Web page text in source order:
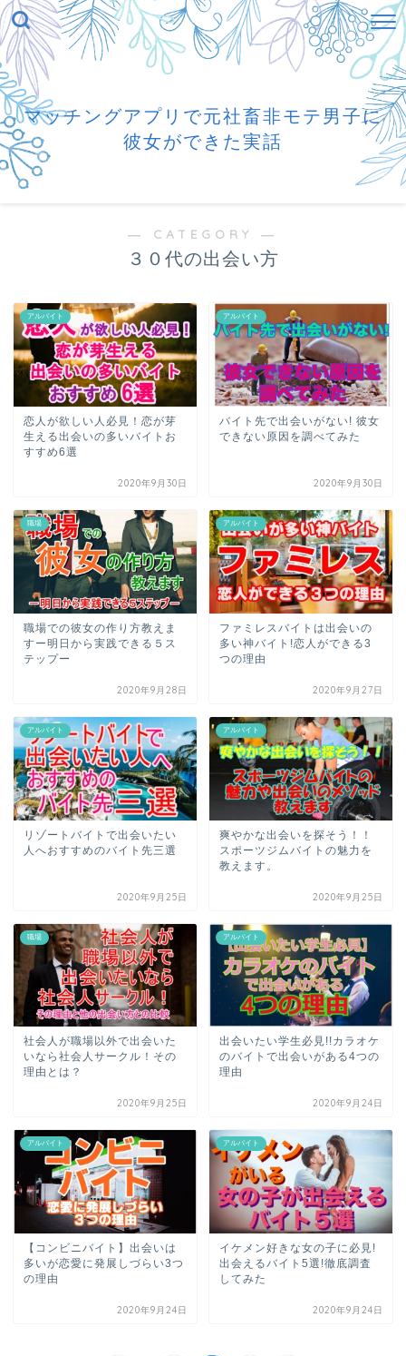
マッチングアプリで元社畜非モテ男子に
彼女ができた実話
― CATEGORY ―
３０代の出会い方
アルバイト
恋人が欲しい人必見！恋が芽
生える出会いの多いバイトお
すすめ6選
2020年9月30日
アルバイト
バイト先で出会いがない! 彼女
できない原因を調べてみた
2020年9月30日
職場
職場での彼女の作り方教えま
すー明日から実践できる５ス
テップー
2020年9月28日
アルバイト
ファミレスバイトは出会いの
多い神バイト!恋人ができる3
つの理由
2020年9月27日
アルバイト
リゾートバイトで出会いたい
人へおすすめのバイト先三選
2020年9月25日
アルバイト
爽やかな出会いを探そう！！
スポーツジムバイトの魅力を
教えます。
2020年9月25日
職場
社会人が職場以外で出会いた
いなら社会人サークル！その
理由とは？
2020年9月25日
アルバイト
出会いたい学生必見!!カラオケ
のバイトで出会いがある4つの
理由
2020年9月24日
アルバイト
【コンビニバイト】出会いは
多いが恋愛に発展しづらい3つ
の理由
2020年9月24日
アルバイト
イケメン好きな女の子に必見!
出会えるバイト5選!徹底調査
してみた
2020年9月24日